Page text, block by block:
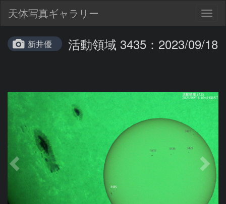
天体写真ギャラリー
新井優 活動領域 3435：2023/09/18